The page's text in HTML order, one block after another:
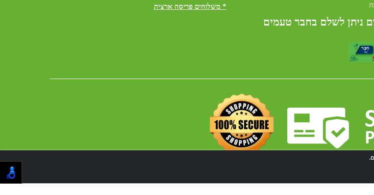
ניתן לשלם בחבר טעמים
* משלוחים פריסה ארצית